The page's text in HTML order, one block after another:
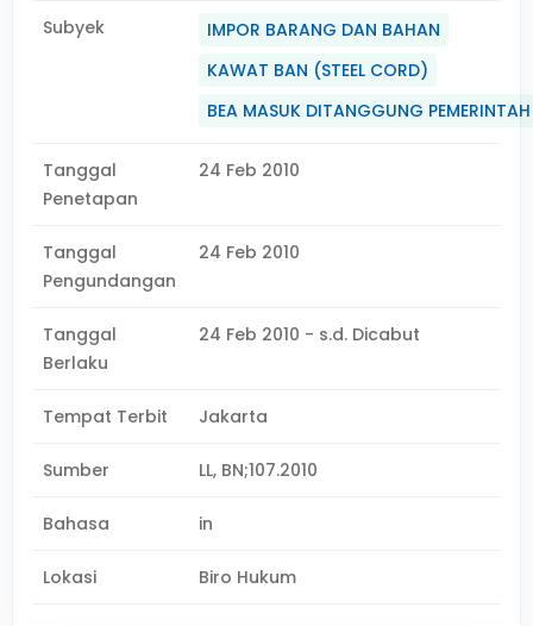
Subyek
IMPOR BARANG DAN BAHAN
KAWAT BAN (STEEL CORD)
BEA MASUK DITANGGUNG PEMERINTAH
Tanggal
Penetapan
24 Feb 2010
Tanggal
Pengundangan
24 Feb 2010
Tanggal
Berlaku
24 Feb 2010 - s.d. Dicabut
Tempat Terbit Jakarta
Sumber LL, BN;107.2010
Bahasa in
Lokasi Biro Hukum